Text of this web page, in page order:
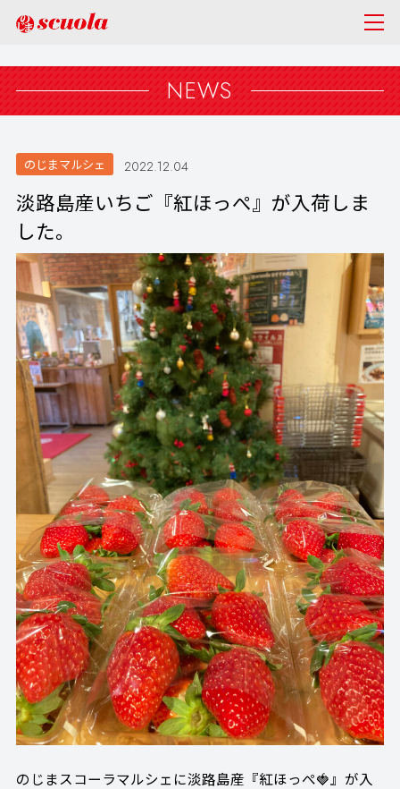
NEWS
のじまマルシェ 2022.12.04
淡路島産いちご『紅ほっぺ』が入荷しま
した。
のじまスコーラマルシェに淡路島産『紅ほっぺ🍓』が入